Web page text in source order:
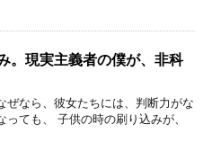
。現実主義者の僕が、非科
ぜなら、彼女たちには、判断力がな
ても、 子供の時の刷り込みが、